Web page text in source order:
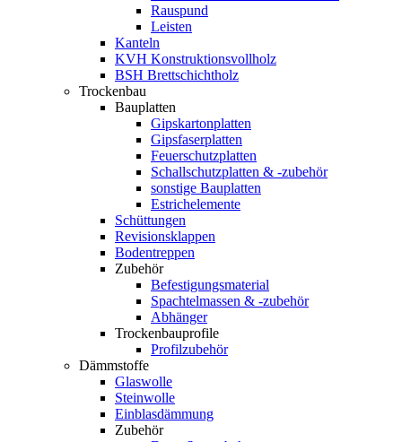
Rauspund
Leisten
Kanteln
KVH Konstruktionsvollholz
BSH Brettschichtholz
Trockenbau
Bauplatten
Gipskartonplatten
Gipsfaserplatten
Feuerschutzplatten
Schallschutzplatten & -zubehör
sonstige Bauplatten
Estrichelemente
Schüttungen
Revisionsklappen
Bodentreppen
Zubehör
Befestigungsmaterial
Spachtelmassen & -zubehör
Abhänger
Trockenbauprofile
Profilzubehör
Dämmstoffe
Glaswolle
Steinwolle
Einblasdämmung
Zubehör